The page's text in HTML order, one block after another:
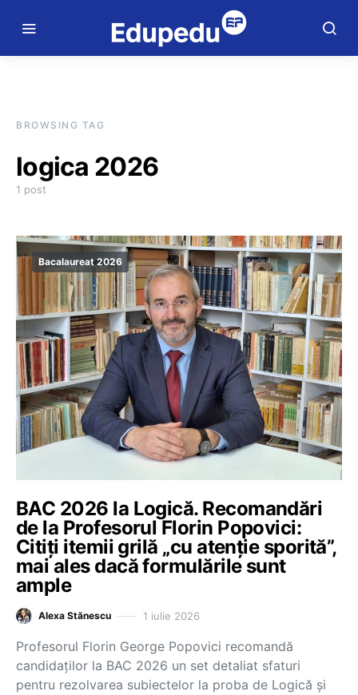
BROWSING TAG
logica 2026
1 post
Bacalaureat 2026
BAC 2026 la Logică. Recomandări
de la Profesorul Florin Popovici:
Citiți itemii grilă „cu atenție sporită”,
mai ales dacă formulările sunt
ample
Alexa Stănescu 1 iulie 2026
Profesorul Florin George Popovici recomandă
candidaților la BAC 2026 un set detaliat sfaturi
pentru rezolvarea subiectelor la proba de Logică și